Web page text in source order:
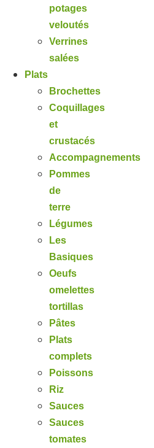
potages
veloutés
Verrines
salées
Plats
Brochettes
Coquillages
et
crustacés
Accompagnements
Pommes
de
terre
Légumes
Les
Basiques
Oeufs
omelettes
tortillas
Pâtes
Plats
complets
Poissons
Riz
Sauces
Sauces
tomates